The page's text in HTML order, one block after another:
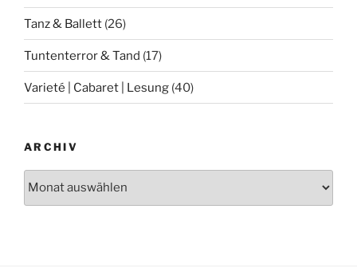
Tanz & Ballett (26)
Tuntenterror & Tand (17)
Varieté | Cabaret | Lesung (40)
ARCHIV